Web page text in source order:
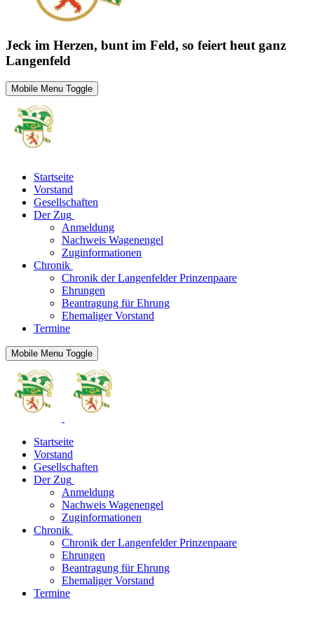
Jeck im Herzen, bunt im Feld, so feiert heut ganz
Langenfeld
Mobile Menu Toggle
Startseite
Vorstand
Gesellschaften
Der Zug
Anmeldung
Nachweis Wagenengel
Zuginformationen
Chronik
Chronik der Langenfelder Prinzenpaare
Ehrungen
Beantragung für Ehrung
Ehemaliger Vorstand
Termine
Mobile Menu Toggle
Startseite
Vorstand
Gesellschaften
Der Zug
Anmeldung
Nachweis Wagenengel
Zuginformationen
Chronik
Chronik der Langenfelder Prinzenpaare
Ehrungen
Beantragung für Ehrung
Ehemaliger Vorstand
Termine